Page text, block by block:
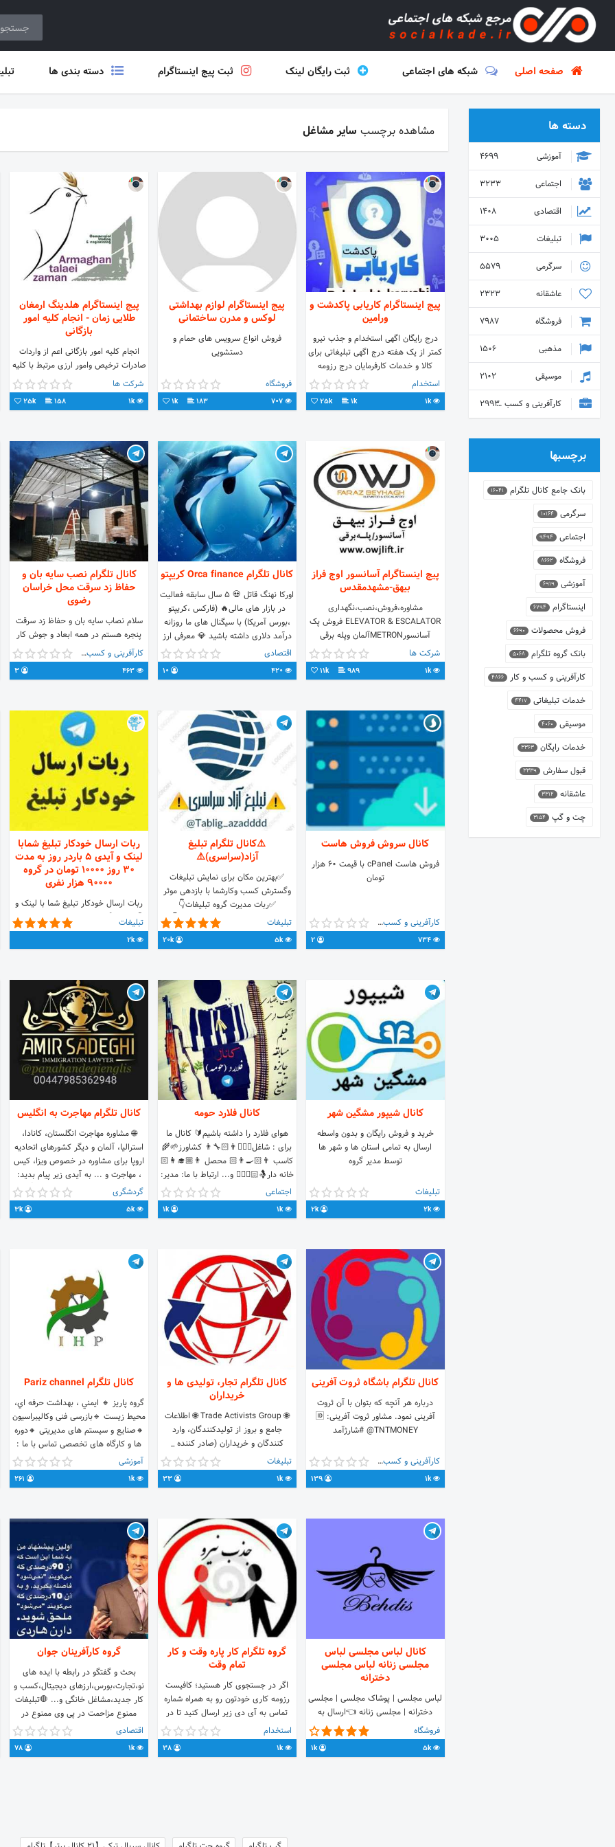
صفحه اصلی شبکه های اجتماعی ثبت رایگان لینک ثبت پیج اینستاگرام دسته بندی ها
مشاهده برچسب سایر مشاغل
پیج اینستاگرام کاریابی پاکدشت و
ورامین
درج رایگان اگهی استخدام و جذب نیرو
کمتر از یک هفته درج اگهی تبلیغاتی برای
کالا و خدمات کارفرمایان درج رزومه
دنبال کنندگان و کارجویان ⚪️ #کاریابی
#نیازمندیهای_استخدامی #پاکدشت
#ورامین #قرچک #پیشوا #خاوران
حتی جستجوی نوع شغل درخواستی شما
#pakdasht #varamin #job
#jobs#استخدام #کار #مشاغل
استخدام
1k
1k
25k
پیج اینستاگرام لوازم بهداشتی
لوکس و مدرن ساختمانی
فروش انواع سرویس های حمام و
دستشویی
فروشگاه
707
183
1k
پیج اینستاگرام هلدینگ ارمغان
طلایی زمان - انجام کلیه امور
بازگانی
انجام کلیه امور بازگانی اعم از واردات
صادرات ترخیص وامور ارزی مرتبط با کلیه
کالا های وارداتی و صادراتی وبسایت:
armaghantalaei.com
شرکت ها
1k
158
25k
پیج اینستاگرام آسانسور اوج فراز
بیهق-مشهدمقدس
مشاوره،فروش،نصب،نگهداری
ELEVATOR & ESCALATOR فروش پک
آسانسورMETRONآلمان وپله برقی
DELSO فروش قطعات
آسانسوردرسراسرکشور 37642151
09156206306
شرکت ها
1k
989
11k
کانال تلگرام Orca finance کریپتو
اورکا نهنگ قاتل 💀 5 سال سابقه فعالیت
در بازار های مالی🔥 (فارکس ،کریپتو
،بورس آمریکا) با سیگنال های ما روزانه
درآمد دلاری داشته باشید 💎 معرفی ارز
های مستعد پامپ 👀 معرفی میم کوین
با قابلیت رشد بالا🔎 جهت ارتباط با
ادمین :
اقتصادی
420
10
کانال تلگرام نصب سایه بان و
حفاظ زد سرقت محل خراسان
رضوی
سلام نصاب سایه بان و حفاظ زد سرقت
پنجره هستم در همه ابعاد و جوش کار
حرفه ای در خدمتم نمونه کار ها در
عکس مشخص هستش شماره تماس و
هماهنگ در سراسر مشهد
کارآفرینی و کسب و کار
463
3
کانال سروش فروش هاست
فروش هاست cPanel با قیمت 60 هزار
تومان
کارآفرینی و کسب و کار
734
2
⚠️کانال تلگرام تبلیغ
آزاد(سراسری)⚠️
✅بهترین مکان برای نمایش تبلیغات
وگسترش کسب وکارشما با بازدهی موثر
✅ربات مدیرت گروه تبلیغات👇
@tablig_azadddd_bot 🌐لینک👇
https://t.me/joinchat/BQxy6iu59F40NTY8
🌐ارتباط با ادمین👇 @hossein00037 🔥
تبلیغات
5k
20k
ربات ارسال خودکار تبلیغ شمابا
لینک و آیدی 5 باردر روز به مدت
30 روز ۱۰۰۰۰ تومان در گروه
90000 هزار نفری
ربات ارسال خودکار تبلیغ شما با لینک و
آیدی در گروه با بیش از 90000 عضو ،
تبلیغ تا 30 روز 5بار در روز فقط ۱۰۰۰۰
در گروه (تبلیغ رایگان) ارسال شود پس با
این قابلیت دیگر نیازی نیست هر روز
تبلیغتان را به صورت دستی در گروه
اضافه کنید ❗️ ✴️ این قابلیت در چندین
روز تاثیر بسیار خوبی در دیده شدن تبلیغ
شما دارد.
تبلیغات
2k
کانال شیپور مشگین شهر
خرید و فروش رایگان و بدون واسطه
ارسال به تمامی استان ها و شهر ها
توسط مدیر گروه
تبلیغات
2k
2k
کانال فلارد حومه
هوای فلارد را داشته باشیم🔰 کانال ما
برای : شاغل👷🏻‍♂️👨🏻‍🔧👨 کشاورز🌱🌾
کاسب 👨🏻‍🍳👨🏻‍ محصل 👨🏼‍🎓👩🏻
خانه دار🤱🏻🤷🏻‍♀️ و... ارتباط با ما: مدیر:
@mohammad_rahmanii ادمین
کمکی: @milaad_97
اجتماعی
1k
1k
کانال تلگرام مهاجرت به انگلیس
🌐 مشاوره مهاجرت انگلستان، کانادا،
استرالیا، آلمان و دیگر کشورهای اتحادیه
اروپا برای مشاوره در خصوص ویزا، کیس
، مهاجرت و ... به آیدی زیر پیام بدید:
@sadeghi2021 لینک کانال 👇
AAAAAFKLIpmDL9K95PyDUA
گردشگری
5k
3k
کانال تلگرام باشگاه ثروت آفرینی
درباره هر آنچه که بتوان با آن ثروت
آفرینی نمود. ️مشاور ثروت آفرینی: 🆔
@TNTMONEY #شارژآمد
کارآفرینی و کسب و کار
1k
139
کانال تلگرام تجار، تولیدی ها و
خریداران
🌐 Trade Activists Group 🌐 اطلاعات
جامع و بروز از تولیدکنندگان، وارد
کنندگان و خریداران (صادر کننده _
مصرف کننده) مستقیم 🔁 بازار بی انتهای
معاملات بی واسطه
تبلیغات
1k
33
کانال تلگرام Pariz channel
گروه پاریز 🔸 ايمني ، بهداشت حرفه اي،
محيط زيست 🔹بازرسی فنی وکالیبراسیون
🔸صنایع و سیستم های مدیریتی 🔸دوره
ها و کارگاه های تخصصی تماس با ما :
@sha_al 09188857912
آموزشی
1k
261
کانال لباس مجلسی لباس
مجلسی زنانه لباس مجلسی
دخترانه
️لباس مجلسی | پوشاک مجلسی | مجلسی
دخترانه | مجلسی زنانه 👈ارسال به
سراسر کشور 👈پرداخت سفارش درب
منزل خرید حضوری و اینترنتی آدرس:
اصفهان ☆تلفن☆ 02195118679
فروشگاه
5k
1k
گروه تلگرام کار پاره وقت و کار
تمام وقت
اگر در جستجوی کار هستید؛ کافیست
رزومه کاری خودتون رو به همراه شماره
تماس به آی دی زیر ارسال کنید تا در
اولین فرصت بعد از بررسی رزومه شما
مشاورین ما با شما تماس برقرار کنند. . .
. . @Joob_search
استخدام
1k
38
گروه کارآفرینان جوان
بحث و گفتگو در رابطه با ایده های
نو،تجارت،بورس،ارزهای دیجیتال،کسب و
کار جدید،مشاغل خانگی و... 🛑تبلیغات
ممنوع مزاحمت در پی وی ممنوع در
صورت گزارش اخراج! @Ilya_1984
اقتصادی
1k
78
دسته ها
آموزشی
4699
اجتماعی
3233
اقتصادی
1408
تبلیغات
3005
سرگرمی
5579
عاشقانه
2323
فروشگاه
7987
مذهبی
1506
موسیقی
2102
کارآفرینی و کسب و کار 2993
برچسبها
بانک جامع کانال تلگرام 16041
سرگرمی 10164
اجتماعی 9494
فروشگاه 8662
آموزشی 6919
اینستاگرام 6794
فروش محصولات 6690
بانک گروه تلگرام 5068
کارآفرینی و کسب و کار 4866
خدمات تبلیغاتی 4417
موسیقی 4060
خدمات رایگان 3363
قبول سفارش 3339
عاشقانه 3312
چت و گپ 3154